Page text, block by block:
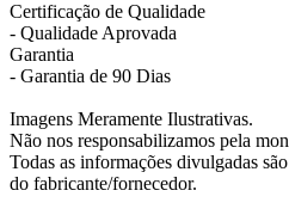
Certificação de Qualidade
- Qualidade Aprovada
Garantia
- Garantia de 90 Dias
Imagens Meramente Ilustrativas.
Não nos responsabilizamos pela
Todas as informações divulgadas
do fabricante/fornecedor.